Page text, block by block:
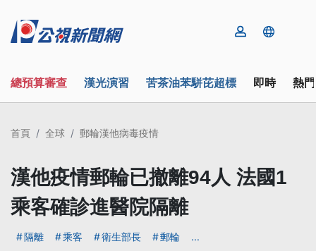
總預算審查 漢光演習 苦茶油苯駢芘超標 即時 熱
首頁 全球 郵輪漢他病毒疫情
漢他疫情郵輪已撤離94人 法國1
乘客確診進醫院隔離
隔離 乘客 衛生部長 郵輪 ...